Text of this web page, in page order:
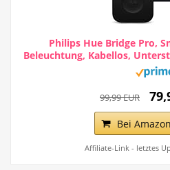
Philips Hue Bridge Pro,
Beleuchtung, Kabellos,
99,99 EUR
Bei
Affiliate-Link - letztes